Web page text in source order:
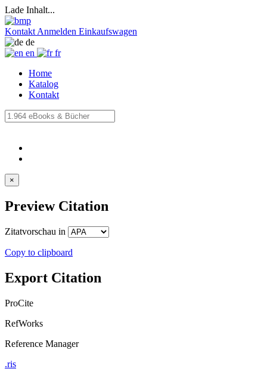
Lade Inhalt...
Kontakt Anmelden Einkaufswagen
de
en
fr
Home
Katalog
Kontakt
×
Preview Citation
Zitatvorschau in
Copy to clipboard
Export Citation
ProCite
RefWorks
Reference Manager
.ris